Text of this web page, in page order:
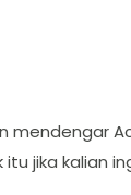
mendengar
jika kalian